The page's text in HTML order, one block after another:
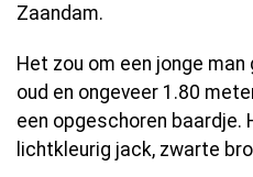
Zaandam.
Het zou om een jonge
oud en ongeveer 1.80
een opgeschoren baardje.
lichtkleurig jack, zwarte